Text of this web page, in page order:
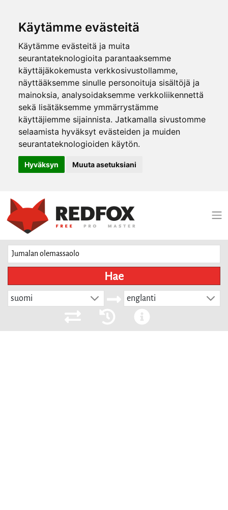
Käytämme evästeitä
Käytämme evästeitä ja muita
seurantateknologioita parantaaksemme
käyttäjäkokemusta verkkosivustollamme,
näyttääksemme sinulle personoituja sisältöjä ja
mainoksia, analysoidaksemme verkkoliikennettä
sekä lisätäksemme ymmärrystämme
käyttäjiemme sijainnista. Jatkamalla sivustomme
selaamista hyväksyt evästeiden ja muiden
seurantateknologioiden käytön.
Hyväksyn Muuta asetuksiani
Hae
suomi englanti